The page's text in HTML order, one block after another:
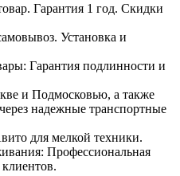
Гарантия 1 год. Скидки
Установка и
Гарантия подлинности и
и Подмосковью, а также
надежные транспортные
для мелкой техники.
Профессиональная